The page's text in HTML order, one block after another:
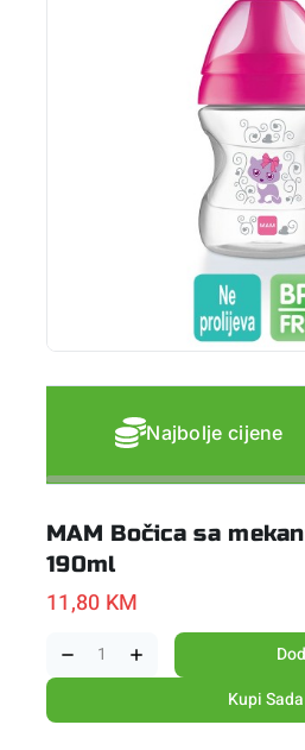
Najbolje cijene
MAM Bočica sa
190ml
11,80 KM
Kupi Sada